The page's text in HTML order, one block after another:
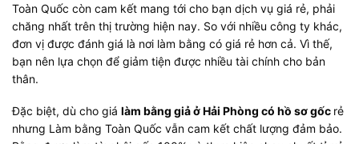
Toàn Quốc còn cam kết mang tới cho bạn dịch vụ giá rẻ, phải
chăng nhất trên thị trường hiện nay. So với nhiều công ty khác,
đơn vị được đánh giá là nơi làm bằng có giá rẻ hơn cả. Vì thế,
bạn nên lựa chọn để giảm tiện được nhiều tài chính cho bản
thân.
Đặc biệt, dù cho giá làm bằng giả ở Hải Phòng có hồ sơ gốc rẻ
nhưng Làm bằng Toàn Quốc vẫn cam kết chất lượng đảm bảo.